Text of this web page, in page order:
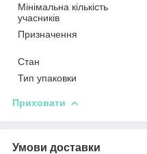
Мінімальна кількість
учасників
Призначення
Стан
Тип упаковки
Приховати
Умови доставки